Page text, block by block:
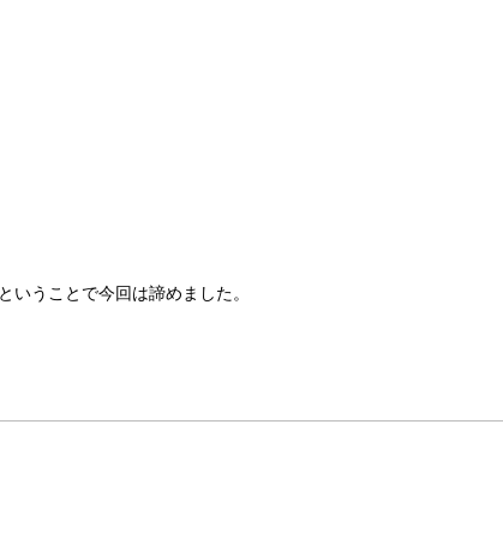
いうことで今回は諦めました。